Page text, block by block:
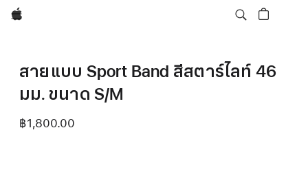
Apple
สายแบบ Sport Band สีสตาร์ไลท์ 46
มม. ขนาด S/M
฿1,800.00